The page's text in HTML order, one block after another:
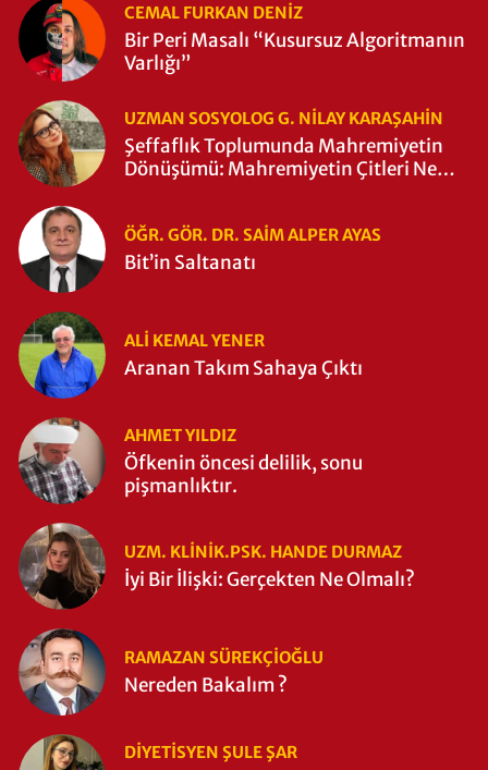
CEMAL FURKAN DENİZ
Bir Peri Masalı “Kusursuz Algoritmanın
Varlığı”
UZMAN SOSYOLOG G. NILAY KARAŞAHİN
Şeffaflık Toplumunda Mahremiyetin
Dönüşümü: Mahremiyetin Çitleri Ne
ÖĞR. GÖR. DR. SAIM ALPER AYAS
Bit’in Saltanatı
ALI KEMAL YENER
Aranan Takım Sahaya Çıktı
AHMET YILDIZ
Öfkenin öncesi delilik, sonu
pişmanlıktır.
UZM. KLINIK.PSK. HANDE DURMAZ
İyi Bir İlişki: Gerçekten Ne Olmalı?
RAMAZAN SÜREKÇIOĞLU
Nereden Bakalım ?
DIYETISYEN ŞULE ŞAR